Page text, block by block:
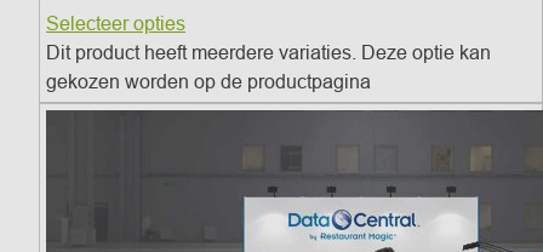
Selecteer opties
Dit product heeft meerdere variaties. Deze optie kan
gekozen worden op de productpagina